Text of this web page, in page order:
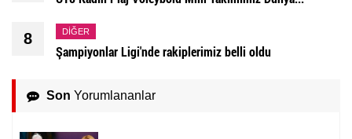
8 DIĞER
Şampiyonlar Ligi'nde rakiplerimiz belli oldu
Son Yorumlananlar